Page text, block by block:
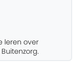
leren over